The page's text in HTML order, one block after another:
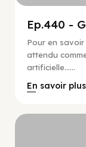
Ep.440 -
Pour en
attendu
artificielle…...
En savoir plus